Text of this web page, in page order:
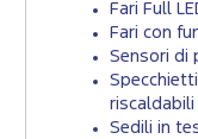
Fari Full
Fari con
Sensori di
Sedili in